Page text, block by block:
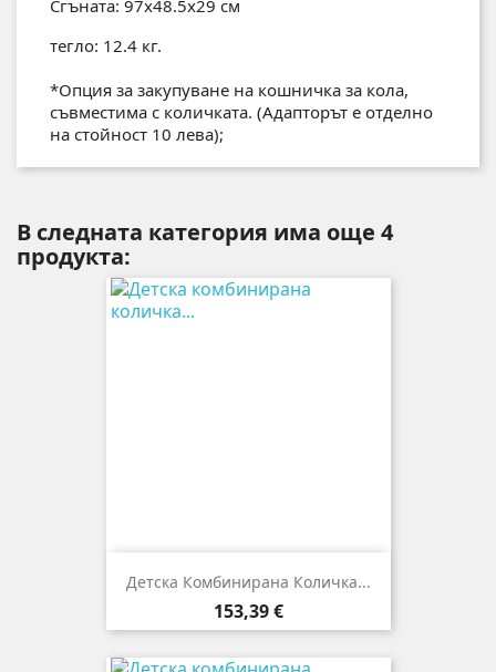
Сгъната: 97x48.5x29 см
тегло: 12.4 кг.
*Опция за закупуване на кошничка за кола,
съвместима с количката. (Адапторът е отделно
на стойност 10 лева);
В следната категория има още 4
продукта:
Детска Комбинирана Количка...
Цена
153,39 €